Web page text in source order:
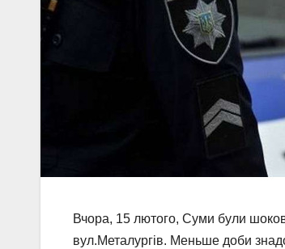
Вчора, 15 лютого, Суми були
вул.Металургів. Меньше доби